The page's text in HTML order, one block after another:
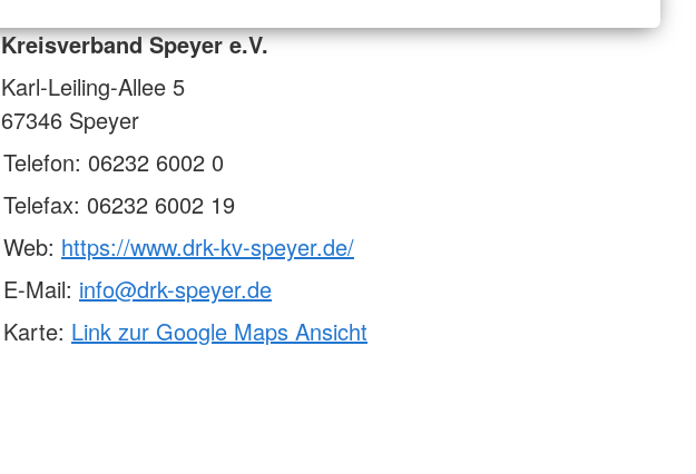
Kreisverband Speyer e.V.
Karl-Leiling-Allee 5
67346 Speyer
Telefon: 06232 6002 0
Telefax: 06232 6002 19
Web: https://www.drk-kv-speyer.de/
E-Mail: info@drk-speyer.de
Karte: Link zur Google Maps Ansicht